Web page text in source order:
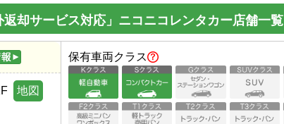
却サービス対応」ニコニコレンタカー店舗一覧
地図
保有車両クラス